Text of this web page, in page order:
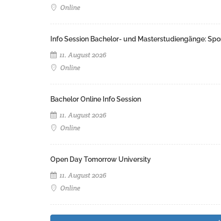
Online
Info Session Bachelor- und Masterstudiengänge:
11. August 2026
Online
Bachelor Online Info Session
11. August 2026
Online
Open Day Tomorrow University
11. August 2026
Online